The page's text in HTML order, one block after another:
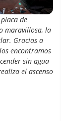
de
maravillosa, la
Gracias a
encontramos
sin agua
el ascenso